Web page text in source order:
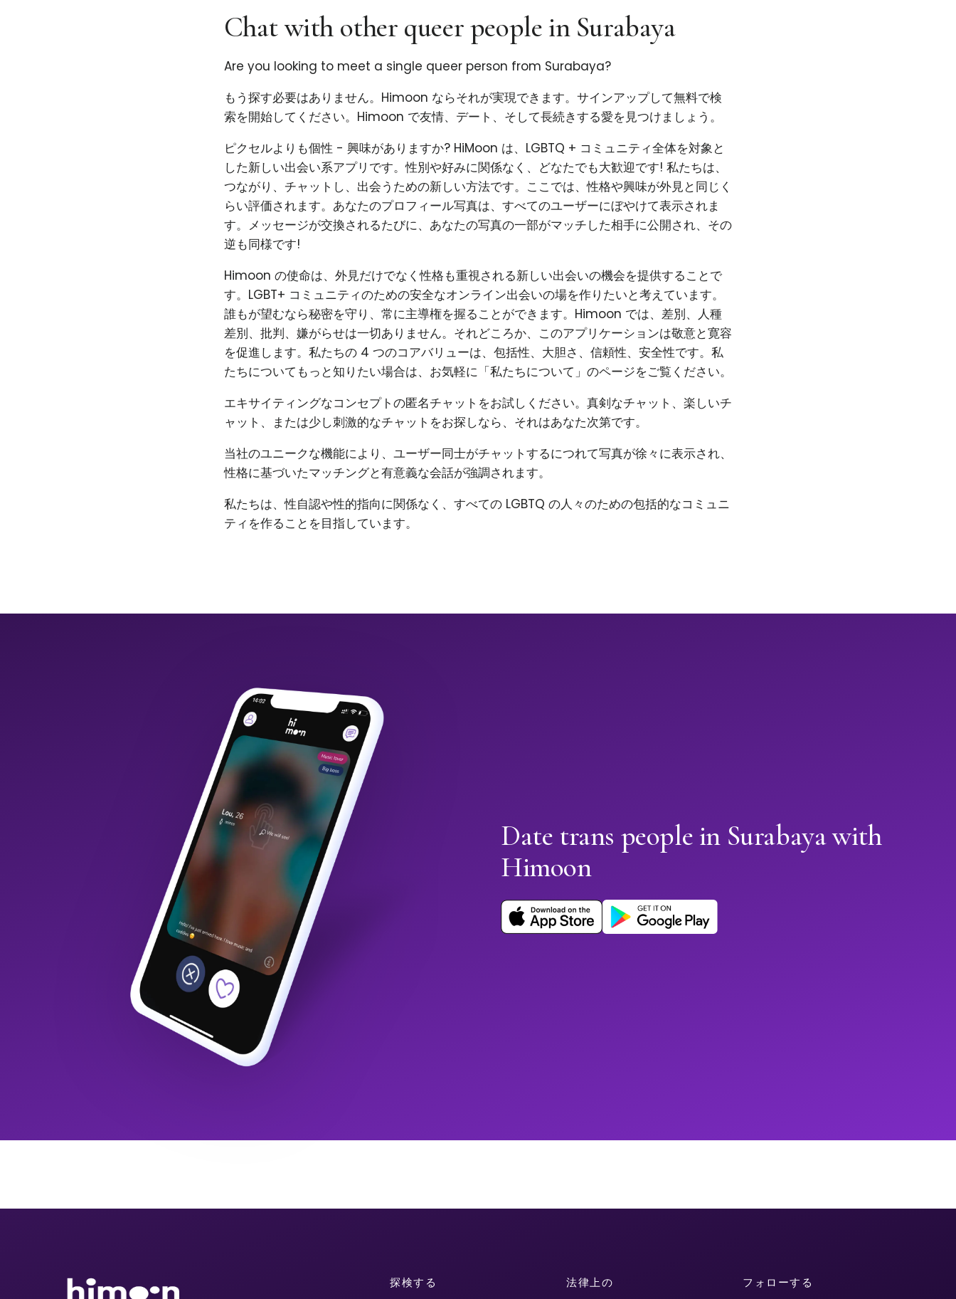
Chat with other queer people in Surabaya
Are you looking to meet a single queer person from Surabaya?
もう探す必要はありません。Himoon ならそれが実現できます。サインアップして無料で検
索を開始してください。Himoon で友情、デート、そして長続きする愛を見つけましょう。
ピクセルよりも個性 - 興味がありますか? HiMoon は、LGBTQ + コミュニティ全体を対象と
した新しい出会い系アプリです。性別や好みに関係なく、どなたでも大歓迎です! 私たちは、
つながり、チャットし、出会うための新しい方法です。ここでは、性格や興味が外見と同じく
らい評価されます。あなたのプロフィール写真は、すべてのユーザーにぼやけて表示されま
す。メッセージが交換されるたびに、あなたの写真の一部がマッチした相手に公開され、その
逆も同様です!
Himoon の使命は、外見だけでなく性格も重視される新しい出会いの機会を提供することで
す。LGBT+ コミュニティのための安全なオンライン出会いの場を作りたいと考えています。
誰もが望むなら秘密を守り、常に主導権を握ることができます。Himoon では、差別、人種
差別、批判、嫌がらせは一切ありません。それどころか、このアプリケーションは敬意と寛容
を促進します。私たちの 4 つのコアバリューは、包括性、大胆さ、信頼性、安全性です。私
たちについてもっと知りたい場合は、お気軽に「私たちについて」のページをご覧ください。
エキサイティングなコンセプトの匿名チャットをお試しください。真剣なチャット、楽しいチ
ャット、または少し刺激的なチャットをお探しなら、それはあなた次第です。
当社のユニークな機能により、ユーザー同士がチャットするにつれて写真が徐々に表示され、
性格に基づいたマッチングと有意義な会話が強調されます。
私たちは、性自認や性的指向に関係なく、すべての LGBTQ の人々のための包括的なコミュニ
ティを作ることを目指しています。
Date trans people in Surabaya with
Himoon
探検する 法律上の フォローする